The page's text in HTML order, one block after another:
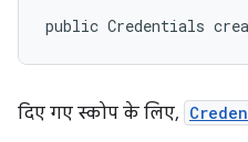
public Credentials
दिए गए स्कोप के लिए,